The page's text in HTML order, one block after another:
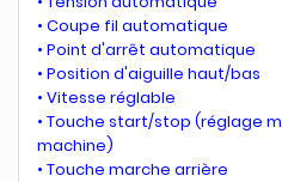
• Coupe fil automatique
• Point d'arrêt automatique
• Position d'aiguille haut/bas
• Vitesse réglable
• Touche start/stop (réglage
machine)
• Touche marche arrière